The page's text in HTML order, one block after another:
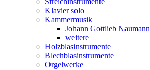
Klavier solo
Kammermusik
Johann Gottlieb Naumann
weitere
Holzblasinstrumente
Blechblasinstrumente
Orgelwerke